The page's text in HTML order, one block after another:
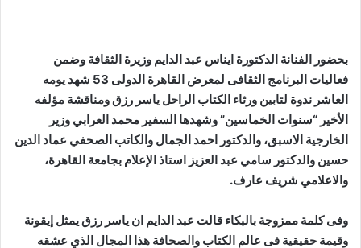
بحضور الفنانة الدكتورة ايناس عبد الدايم وزيرة الثقافة وضمن
فعاليات البرنامج الثقافى لمعرض القاهرة الدولى 53 شهد يومه
العاشر ندوة لتابين ورثاء الكتاب الراحل ياسر رزق ومناقشة مؤلفه
الأخير “سنوات الخماسين” وشهدها السفير محمد العرابي وزير
الخارجية الاسبق، والدكتور احمد الجمال والكاتب الصحفي عماد الدين
حسين والدكتور سامي عبد العزيز استاذ الإعلام بجامعة القاهرة،
والاعلامي شريف عارف.
وفى كلمة ممزوجة بالبكاء قالت عبد الدايم ان ياسر رزق يمثل إيقونة
وقيمة حقيقية فى عالم الكتاب والصحافة هذا المجال الذي عشقه